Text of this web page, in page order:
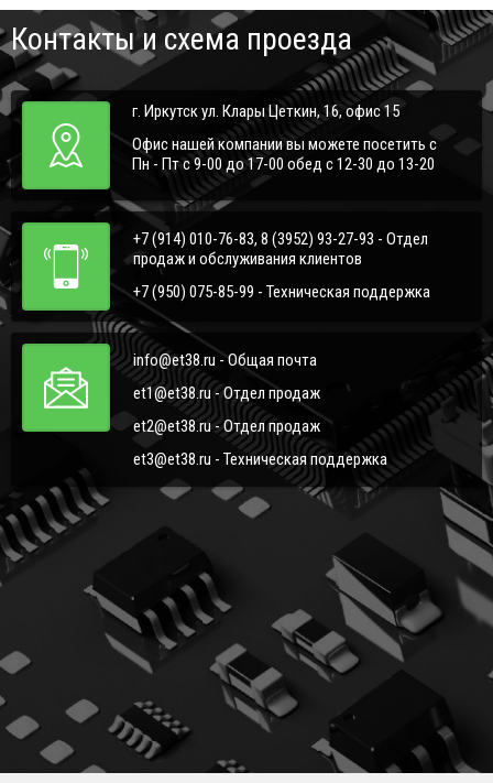
Контакты и схема проезда
г. Иркутск ул. Клары Цеткин, 16, офис 15
Офис нашей компании вы можете посетить с
Пн - Пт с 9-00 до 17-00 обед с 12-30 до 13-20
+7 (914) 010-76-83, 8 (3952) 93-27-93 - Отдел
продаж и обслуживания клиентов
+7 (950) 075-85-99 - Техническая поддержка
info@et38.ru - Общая почта
et1@et38.ru - Отдел продаж
et2@et38.ru - Отдел продаж
et3@et38.ru - Техническая поддержка